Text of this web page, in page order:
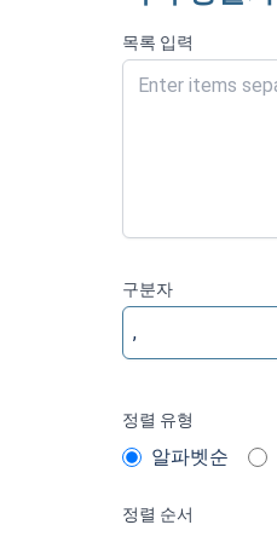
목록 입력
구분자
정렬 유형
알파벳순
정렬 순서